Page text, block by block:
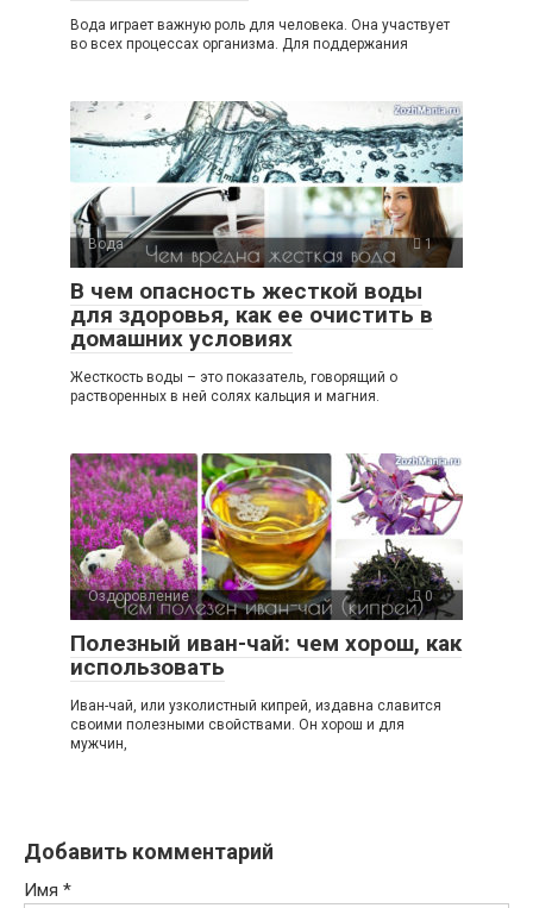
Вода играет важную роль для человека. Она участвует
во всех процессах организма. Для поддержания
Вода 1
В чем опасность жесткой воды
для здоровья, как ее очистить в
домашних условиях
Жесткость воды – это показатель, говорящий о
растворенных в ней солях кальция и магния.
Оздоровление 0
Полезный иван-чай: чем хорош, как
использовать
Иван-чай, или узколистный кипрей, издавна славится
своими полезными свойствами. Он хорош и для
мужчин,
Добавить комментарий
Имя *